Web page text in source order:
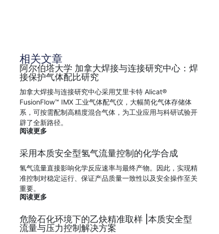
相关文章
阿尔伯塔大学 加拿大焊接与连接研究中心：焊
接保护气体配比研究
加拿大焊接与连接研究中心采用艾里卡特 Alicat®
FusionFlow™ IMX 工业气体配气仪，大幅简化气体存储体
系，可按需配制高精度混合气体，为工业应用与科研试验开
辟了全新路径。
阅读更多
采用本质安全型氢气流量控制的化学合成
氢气流量直接影响化学反应速率与最终产物。因此，实现精
准控制对稳定运行、保证产品质量一致性以及安全操作至关
重要。
阅读更多
危险石化环境下的乙炔精准取样 |本质安全型
流量与压力控制解决方案